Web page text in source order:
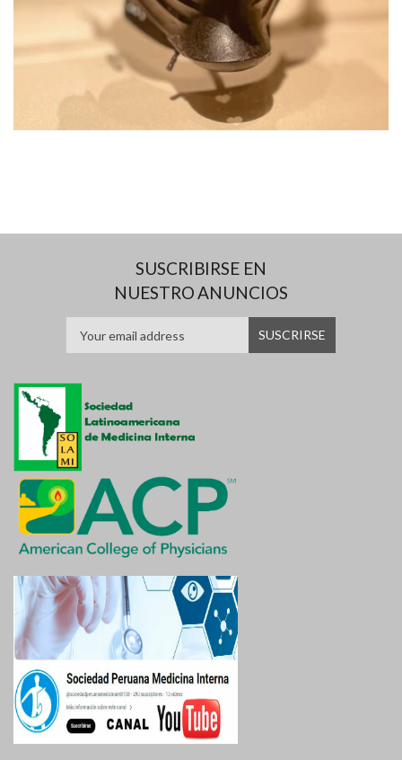
SUSCRIBIRSE EN
NUESTRO ANUNCIOS